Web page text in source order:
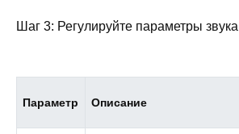
Шаг 3: Регулируйте параметры звука
Параметр Описание